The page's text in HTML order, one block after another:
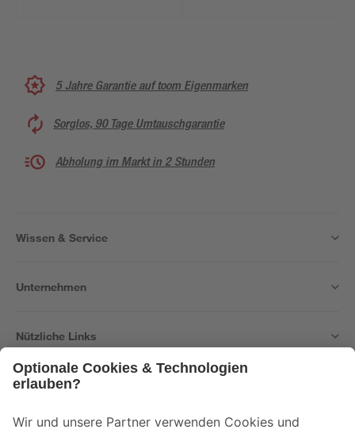
5 Jahre Garantie auf toom Eigenmarken
Sorglos, 90 Tage Umtauschgarantie
Abholung im Markt in 2 Stunden
Wissen & Service
Unternehmen
Nützliche Links
Der toom Newsletter: Keine Angebote und Aktionen mehr verpassen!